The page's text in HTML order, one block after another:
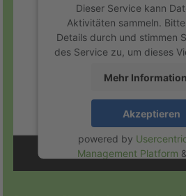
Dieser Service kann
Aktivitäten sammeln.
Details durch und stimmen
des Service zu, um dieses
Mehr
Akzeptieren
powered by
Management Platform &